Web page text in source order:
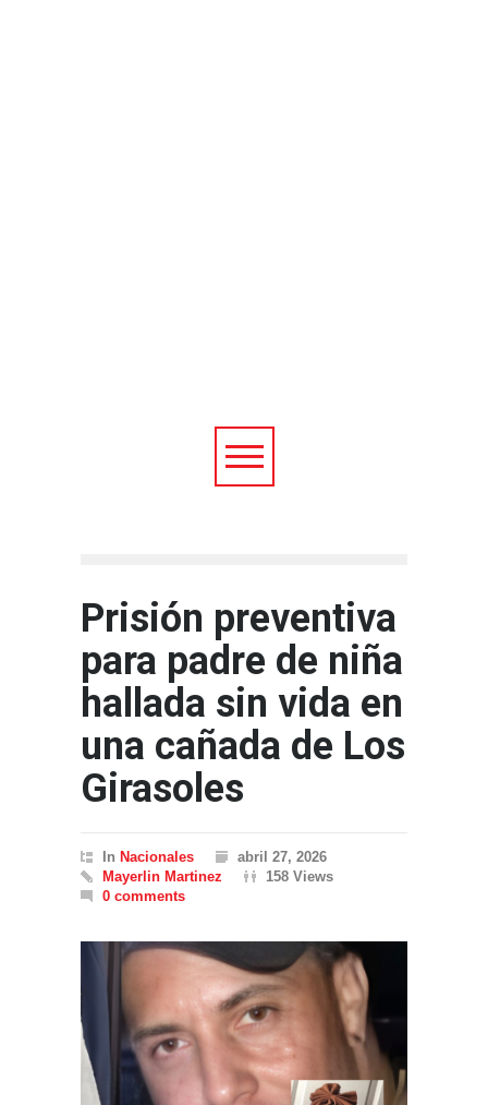
Prisión preventiva
para padre de niña
hallada sin vida en
una cañada de Los
Girasoles
In Nacionales
abril 27, 2026
Mayerlin Martinez
158 Views
0 comments